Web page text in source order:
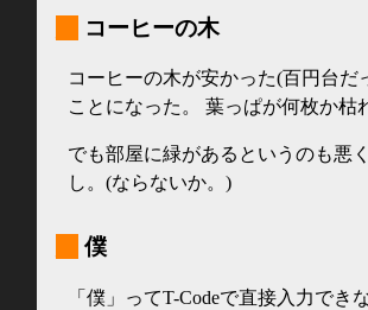
コーヒーの木
コーヒーの木が安かった(百円台
ことになった。 葉っぱが何枚か枯
でも部屋に緑があるというのも悪
し。(ならないか。)
僕
「僕」ってT-Codeで直接入力で